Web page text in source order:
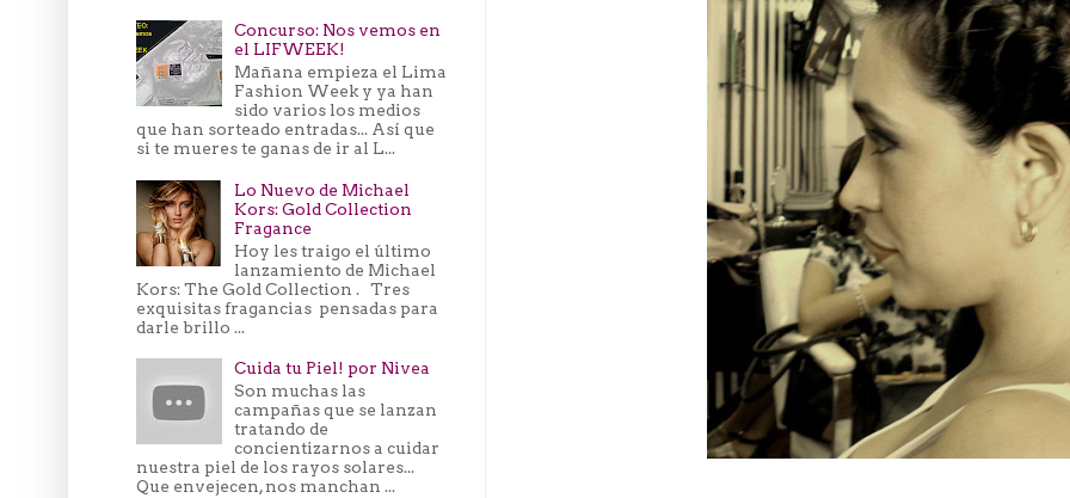
Concurso: Nos vemos en
el LIFWEEK!
Mañana empieza el Lima
Fashion Week y ya han
sido varios los medios
que han sorteado entradas... Así que
si te mueres te ganas de ir al L...
Lo Nuevo de Michael
Kors: Gold Collection
Fragance
Hoy les traigo el último
lanzamiento de Michael
Kors: The Gold Collection . Tres
exquisitas fragancias pensadas para
darle brillo ...
Cuida tu Piel! por Nivea
Son muchas las
campañas que se lanzan
tratando de
concientizarnos a cuidar
nuestra piel de los rayos solares...
Que envejecen, nos manchan ...